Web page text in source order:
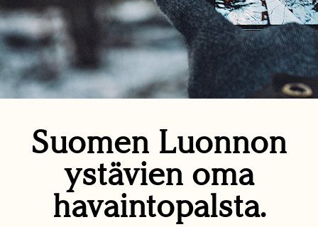
Suomen Luonnon
ystävien oma
havaintopalsta.